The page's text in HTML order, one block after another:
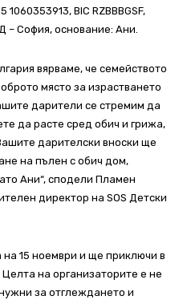
1060353913, BIC RZBBBGSF,
– София, основание: Ани.
вярваме, че семейството
място за израстването
дарители се стремим да
да расте сред обич и грижа,
дарителски вноски ще
на пълен с обич дом,
Ани“, сподели Пламен
директор на SOS Детски
15 ноември и ще приключи в
на организаторите е не
за отглеждането и